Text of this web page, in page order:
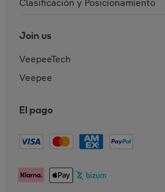
Clasificación y Posicionamiento
Join us
VeepeeTech
Veepee
El pago